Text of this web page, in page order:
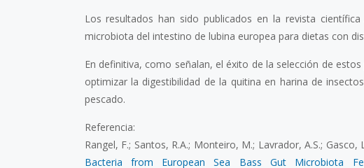
Los resultados han sido publicados en la revista
microbiota del intestino de lubina europea para dietas con
En definitiva, como señalan, el éxito de la selección de
optimizar la digestibilidad de la quitina en harina de
pescado.
Referencia:
Rangel, F.; Santos, R.A.; Monteiro, M.; Lavrador, A.S.; Gasco,
Bacteria from European Sea Bass Gut Microbiota